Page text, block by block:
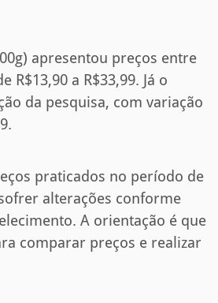
apresentou preços entre
R$13,90 a R$33,99. Já o
da pesquisa, com variação
praticados no período de
alterações conforme
A orientação é que
comparar preços e realizar